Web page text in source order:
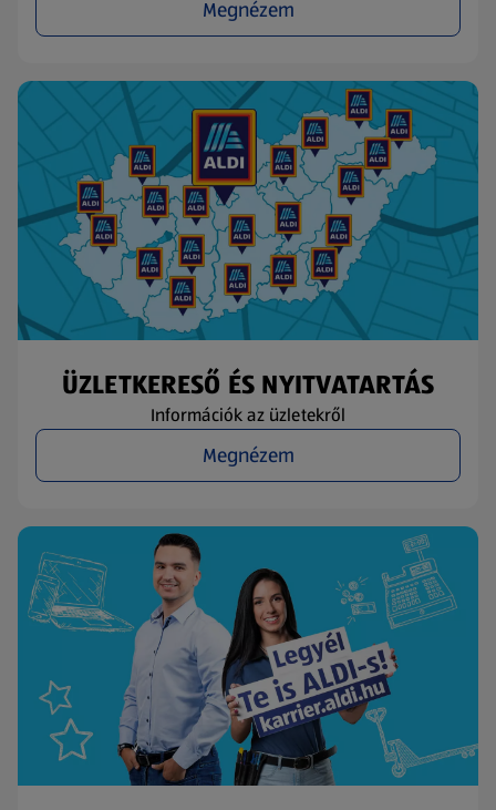
Megnézem
ÜZLETKERESŐ ÉS NYITVATARTÁS
Információk az üzletekről
Megnézem